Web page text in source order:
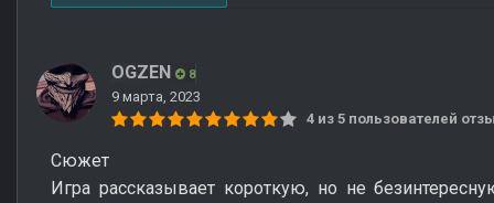
OGZEN 8
9 марта, 2023
4 из 5 пользователей
Сюжет
Игра рассказывает короткую, но не